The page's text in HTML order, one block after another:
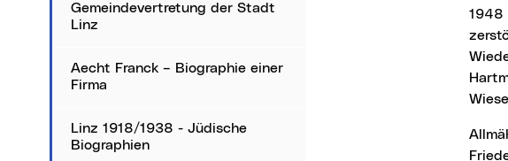
Gemeindevertretung der Stadt
Linz
Aecht Franck – Biographie einer
Firma
Linz 1918/1938 - Jüdische
Biographien
1948 kehrte er nach Linz zurück und baute das von Bomben
Allmählich kehrte in die angespannte Kultusgemeindepolitik wieder